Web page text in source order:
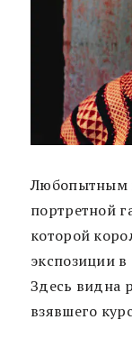
Любопытным
портретной
которой
экспозиции
Здесь видна
взявшего